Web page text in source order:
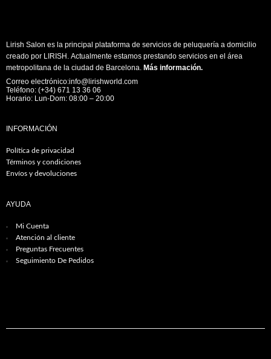
Lirish Salon es la principal plataforma de servicios de peluquería a domicilio
creado por LIRISH. Actualmente estamos prestando servicios en el área
metropolitana de la ciudad de Barcelona. Más información.
Correo electrónico:info@lirishworld.com
Teléfono: (+34) 671 13 36 06
Horario: Lun-Dom: 08:00 – 20:00
INFORMACIÓN
Política de privacidad
Términos y condiciones
Envíos y devoluciones
AYUDA
Mi Cuenta
Atención al cliente
Preguntas Frecuentes
Seguimiento De Pedidos